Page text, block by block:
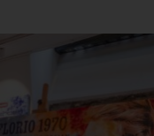
символом…